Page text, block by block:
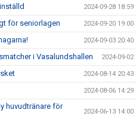
2024-09-28 18:59
för seniorlagen 2024-09-20 19:00
2024-09-03 20:40
i Vasalundshallen 2024-09-02
2024-08-14 20:43
2024-08-06 14:29
huvudtränare för
2024-06-13 14:00